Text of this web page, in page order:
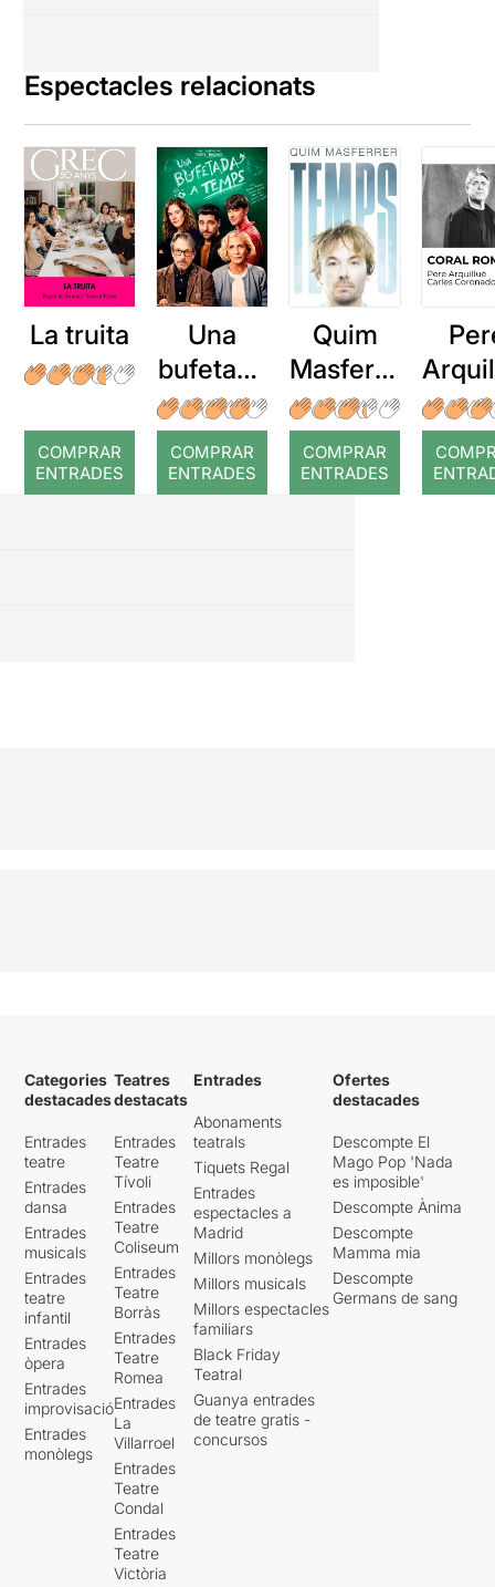
Espectacles relacionats
La truita
COMPRAR
ENTRADES
Una
bufetada
a temps
COMPRAR
ENTRADES
Quim
Masferre
r: Temps
COMPRAR
ENTRADES
:
Categories
destacades
Entrades
teatre
Entrades
dansa
Entrades
musicals
Entrades
teatre
infantil
Entrades
òpera
Entrades
improvisació
Entrades
monòlegs
Teatres
destacats
Entrades
Teatre
Tívoli
Entrades
Teatre
Coliseum
Entrades
Teatre
Borràs
Entrades
Teatre
Romea
Entrades
La
Villarroel
Entrades
Teatre
Condal
Entrades
Teatre
Victòria
Entrades
Abonaments
teatrals
Tiquets Regal
Entrades
espectacles a
Madrid
Millors monòlegs
Millors musicals
Millors espectacles
familiars
Black Friday
Teatral
Guanya entrades
de teatre gratis -
concursos
Ofertes
destacades
Descompte El
Mago Pop 'Nada
es imposible'
Descompte Ànima
Descompte
Mamma mia
Descompte
Germans de sang